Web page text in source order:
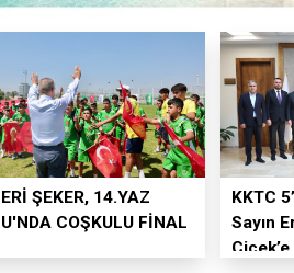
ŞEKER, 14.YAZ
COŞKULU FİNAL
KKTC
Sayın